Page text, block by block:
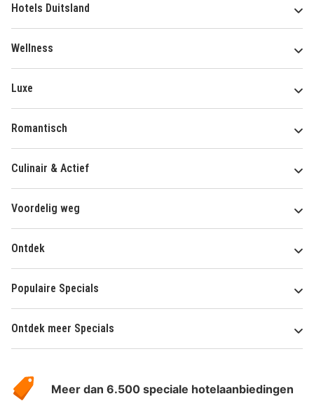
Hotels Duitsland
Wellness
Luxe
Romantisch
Culinair & Actief
Voordelig weg
Ontdek
Populaire Specials
Ontdek meer Specials
HotelSpecials
Meer dan 6.500 speciale hotelaanbiedingen